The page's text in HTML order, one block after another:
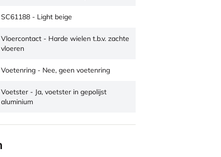
SC61188 - Light beige
Vloercontact - Harde wielen t.b.v. zachte
vloeren
Voetenring - Nee, geen voetenring
Voetster - Ja, voetster in gepolijst
aluminium